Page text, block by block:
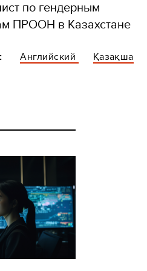
по гендерным
ПРООН в Казахстане
Английский
Қазақша